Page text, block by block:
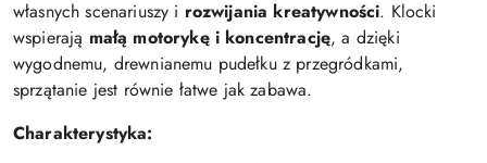
własnych scenariuszy i rozwijania kreatywności. Klocki
wspierają małą motorykę i koncentrację, a dzięki
wygodnemu, drewnianemu pudełku z przegródkami,
sprzątanie jest równie łatwe jak zabawa.
Charakterystyka: